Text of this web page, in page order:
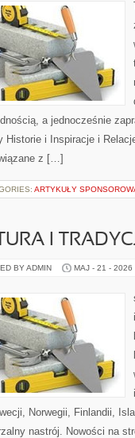
a jednocześnie
Historie i Inspiracje i
z […]
ARTYKUŁY
I
BY ADMIN MAJ - 21 - 2026
Norwegii, Finlandii,
nastrój. Nowości na